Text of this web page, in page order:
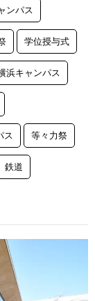
ンパス
学位授与式
浜キャンパス
ス 等々力祭
鉄道